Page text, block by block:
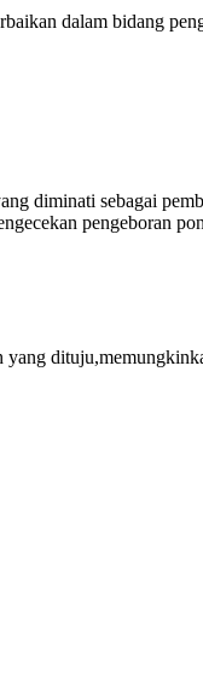
dalam bidang
diminati sebagai
pengeboran